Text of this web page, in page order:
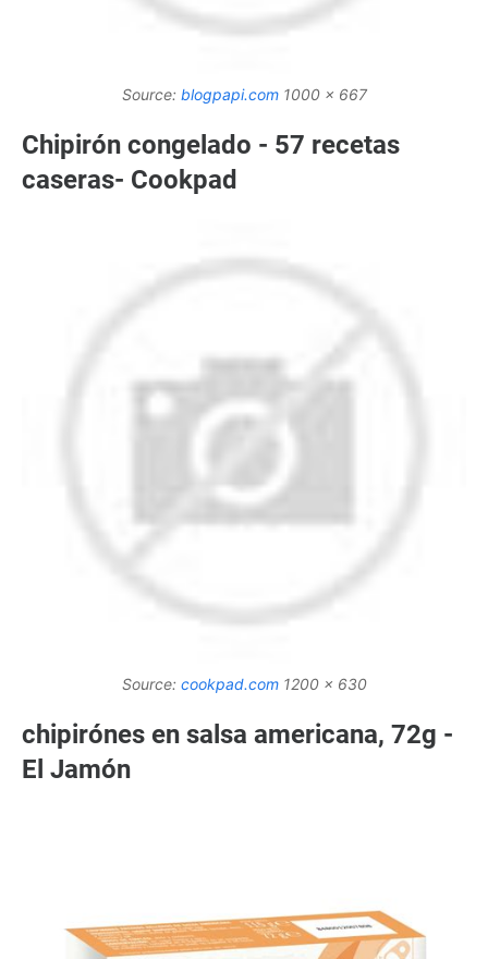
Source: blogpapi.com1000 x 667
Chipirón congelado - 57 recetas
caseras- Cookpad
Source: cookpad.com1200 x 630
chipirónes en salsa americana, 72g -
El Jamón